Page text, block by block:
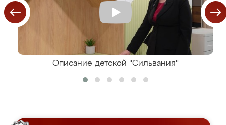
Описание детской "Сильвания"